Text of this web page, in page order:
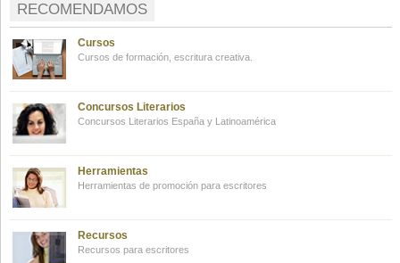
RECOMENDAMOS
Cursos
Cursos de formación, escritura creativa.
Concursos Literarios
Concursos Literarios España y Latinoamérica
Herramientas
Herramientas de promoción para escritores
Recursos
Recursos para escritores